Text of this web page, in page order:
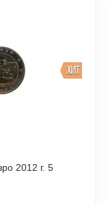
ХИТ
2012 г. 5